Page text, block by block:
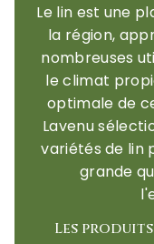
Le lin est une
la région,
nombreuses
le climat
optimale de
Lavenu
variétés de lin
grande
Les